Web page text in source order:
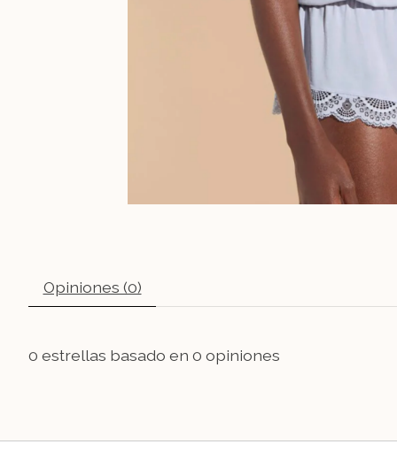
Opiniones (0)
0 estrellas basado en 0 opiniones